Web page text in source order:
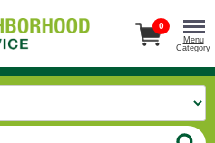
0
Menu
Category